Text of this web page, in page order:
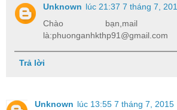
Unknown lúc 21:37 7 tháng 7,
Chào bạn,mail
là:phuonganhkthp91@gmail.com
Trả lời
Unknown lúc 13:55 7 tháng 7, 2015